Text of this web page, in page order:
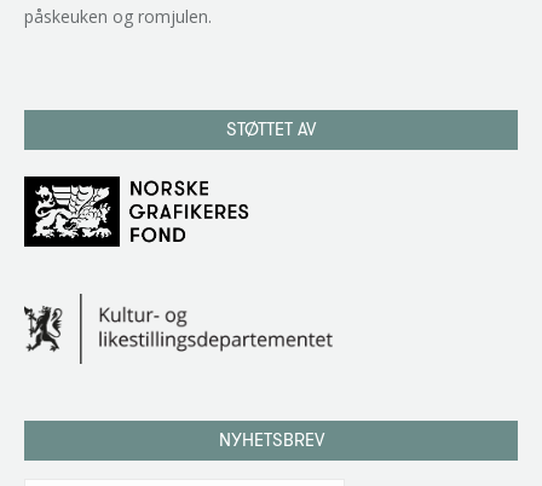
påskeuken og romjulen.
STØTTET AV
NYHETSBREV